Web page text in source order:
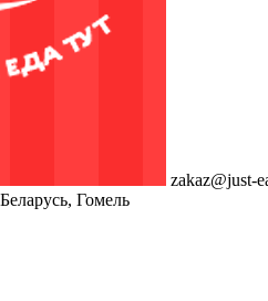
zakaz@just-
Гомель